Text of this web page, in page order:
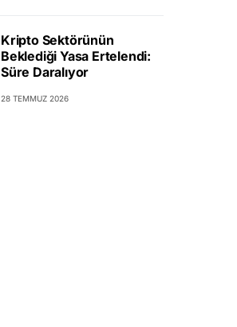
Kripto Sektörünün
Beklediği Yasa Ertelendi:
Süre Daralıyor
28 TEMMUZ 2026